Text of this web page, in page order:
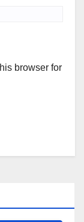
browser for